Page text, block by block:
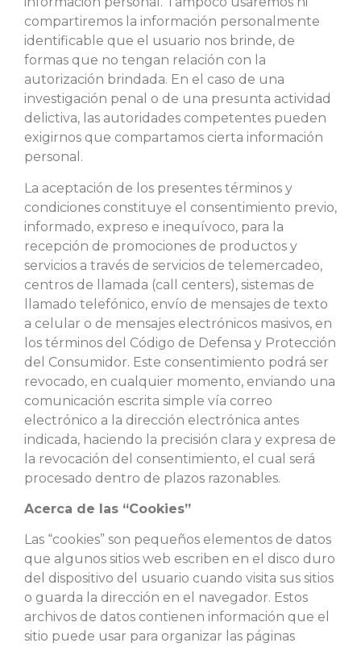
compartiremos la información personalmente
identificable que el usuario nos brinde, de
formas que no tengan relación con la
autorización brindada. En el caso de una
investigación penal o de una presunta actividad
delictiva, las autoridades competentes pueden
exigirnos que compartamos cierta información
personal.
La aceptación de los presentes términos y
condiciones constituye el consentimiento previo,
informado, expreso e inequívoco, para la
recepción de promociones de productos y
servicios a través de servicios de telemercadeo,
centros de llamada (call centers), sistemas de
llamado telefónico, envío de mensajes de texto
a celular o de mensajes electrónicos masivos, en
los términos del Código de Defensa y Protección
del Consumidor. Este consentimiento podrá ser
revocado, en cualquier momento, enviando una
comunicación escrita simple vía correo
electrónico a la dirección electrónica antes
indicada, haciendo la precisión clara y expresa de
la revocación del consentimiento, el cual será
procesado dentro de plazos razonables.
Acerca de las “Cookies”
Las “cookies” son pequeños elementos de datos
que algunos sitios web escriben en el disco duro
del dispositivo del usuario cuando visita sus sitios
o guarda la dirección en el navegador. Estos
archivos de datos contienen información que el
sitio puede usar para organizar las páginas